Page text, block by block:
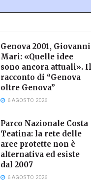
Genova 2001, Giovanni
Mari: «Quelle idee
sono ancora attuali». Il
racconto di “Genova
oltre Genova”
6 AGOSTO 2026
Parco Nazionale Costa
Teatina: la rete delle
aree protette non è
alternativa ed esiste
dal 2007
6 AGOSTO 2026